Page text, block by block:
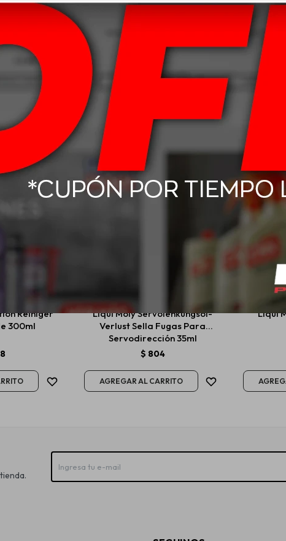
para el trato de productos químicos. Lávese las manos antes de hacer
Productos que te pueden interesar
Reiniger
300ml
Liqui Moly Servolenkungsol-
Verlust Sella Fugas Para
Servodirección 35ml
$ 804
Liqui